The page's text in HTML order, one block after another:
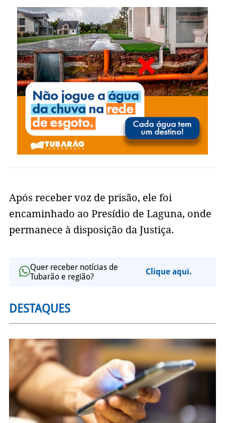
Após receber voz de prisão, ele foi
encaminhado ao Presídio de Laguna, onde
permanece à disposição da Justiça.
Quer receber notícias de
Tubarão e região?
Clique aqui.
DESTAQUES